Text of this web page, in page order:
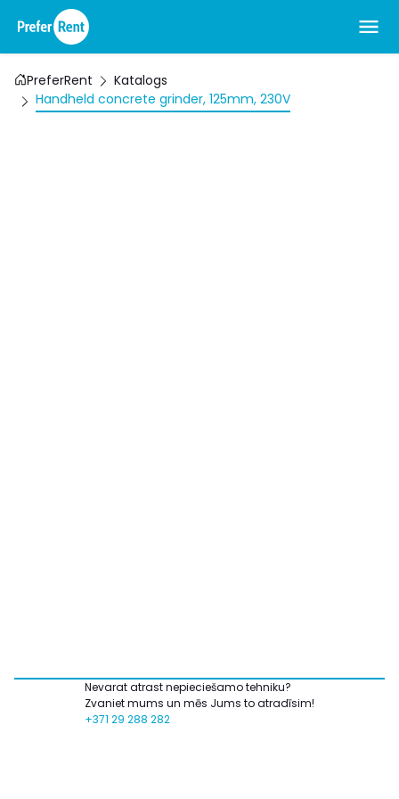
PreferRent
Katalogs
Handheld concrete grinder, 125mm, 230V
Nevarat atrast nepieciešamo tehniku?
Zvaniet mums un mēs Jums to atradīsim!
+371 29 288 282